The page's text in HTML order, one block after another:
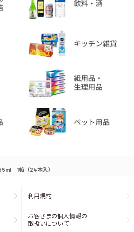
1箱（24本入）
利用規約
お客さまの個人情報の
取扱いについて